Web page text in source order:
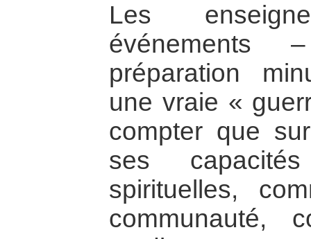
Les
événements
préparation
une vraie «
compter que
ses
spirituelles,
communauté,